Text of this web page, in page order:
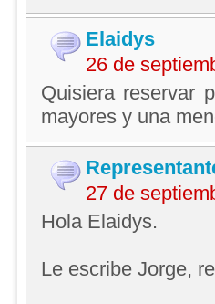
Elaidys
26 de
Quisiera reservar
mayores y una
27 de
Hola Elaidys.
Le escribe Jorge,